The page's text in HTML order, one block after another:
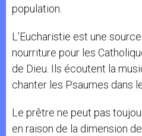
population.
L’Eucharistie est une
nourriture pour les
de Dieu. Ils écoutent la
chanter les Psaumes dans
Le prêtre ne peut pas
en raison de la dimension